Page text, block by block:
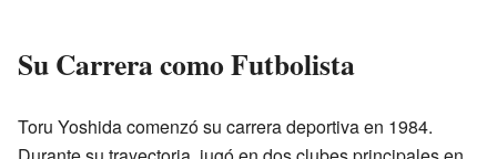
Su Carrera como Futbolista
Toru Yoshida comenzó su carrera deportiva en 1984.